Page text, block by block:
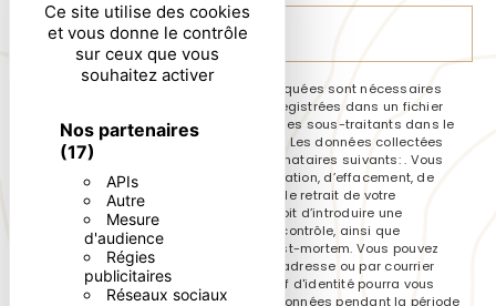
Ce site utilise des cookies
et vous donne le contrôle
sur ceux que vous
souhaitez activer
Nos partenaires
(17)
APIs
Autre
Mesure
d'audience
Régies
publicitaires
Réseaux sociaux
ENVOYER
** Les données personnelles communiquées sont nécessaires
aux fins de vous contacter et sont enregistrées dans un fichier
informatisé. Elles sont destinées à et ses sous-traitants dans le
seul but de répondre à votre message. Les données collectées
seront communiquées aux seuls destinataires suivants: . Vous
disposez de droits d’accès, de rectification, d’effacement, de
portabilité, de limitation, d’opposition, de retrait de votre
consentement à tout moment et du droit d’introduire une
réclamation auprès d’une autorité de contrôle, ainsi que
d’organiser le sort de vos données post-mortem. Vous pouvez
exercer ces droits par voie postale à l'adresse ou par courrier
électronique à l'adresse . Un justificatif d'identité pourra vous
être demandé. Nous conservons vos données pendant la période